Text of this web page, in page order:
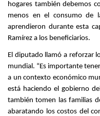
hogares también debemos
menos en el consumo de
aprendieron durante esta
Ramírez a los beneficiarios.
El diputado llamó a reforzar
mundial. “Es importante
a un contexto económico
está haciendo el gobierno
también tomen las familias
abaratando los costos del